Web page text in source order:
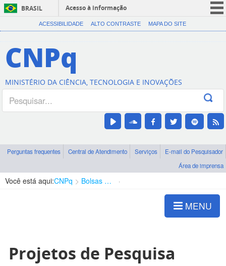
BRASIL
Acesso à informação
CORONAVÍRUS (COVID-19)
Canais
ACESSIBILIDADE ALTO CONTRASTE MAPA DO SITE
CNPq
MINISTÉRIO DA CIÊNCIA, TECNOLOGIA E INOVAÇÕES
Perguntas frequentes Central de Atendimento Serviços
E-mail do Pesquisador
Área de imprensa
Você está aqui:CNPq Bolsas e Auxílios Vigentes
MENU
Projetos de Pesquisa